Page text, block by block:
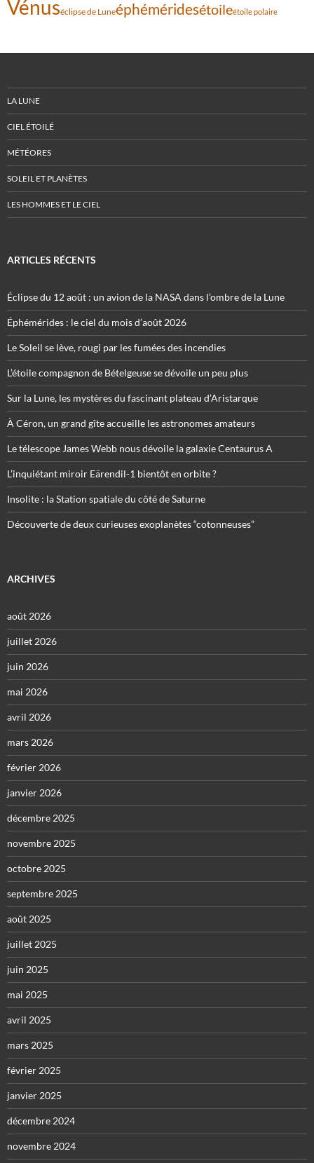
Vénuséclipse de Luneéphéméridesétoileétoile polaire
LA LUNE
CIEL ÉTOILÉ
MÉTÉORES
SOLEIL ET PLANÈTES
LES HOMMES ET LE CIEL
ARTICLES RÉCENTS
Éclipse du 12 août : un avion de la NASA dans l’ombre de la Lune
Éphémérides : le ciel du mois d’août 2026
Le Soleil se lève, rougi par les fumées des incendies
L’étoile compagnon de Bételgeuse se dévoile un peu plus
Sur la Lune, les mystères du fascinant plateau d’Aristarque
À Céron, un grand gîte accueille les astronomes amateurs
Le télescope James Webb nous dévoile la galaxie Centaurus A
L’inquiétant miroir Eärendil-1 bientôt en orbite ?
Insolite : la Station spatiale du côté de Saturne
Découverte de deux curieuses exoplanètes “cotonneuses”
ARCHIVES
août 2026
juillet 2026
juin 2026
mai 2026
avril 2026
mars 2026
février 2026
janvier 2026
décembre 2025
novembre 2025
octobre 2025
septembre 2025
août 2025
juillet 2025
juin 2025
mai 2025
avril 2025
mars 2025
février 2025
janvier 2025
décembre 2024
novembre 2024